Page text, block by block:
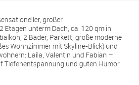
großer
Etagen unterm Dach, ca. 120 qm in
2 Bäder, Parkett, große moderne
Wohnzimmer mit Skyline-Blick) und
Laila, Valentin und Fabian –
Tiefenentspannung und guten Humor